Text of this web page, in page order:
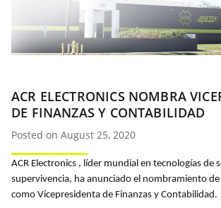
ACR ELECTRONICS NOMBRA
DE FINANZAS Y CONTABILIDAD
Posted on August 25, 2020
ACR Electronics , líder mundial en tecnologías de
supervivencia, ha anunciado el nombramiento
como Vicepresidenta de Finanzas y Contabilidad.